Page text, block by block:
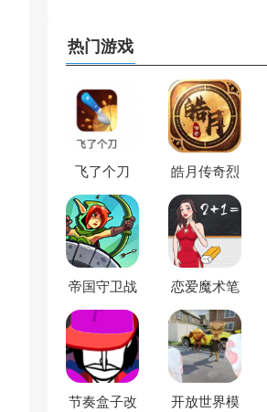
热门游戏
飞了个刀
皓月传奇烈
帝国守卫战
防
恋爱魔术笔
节奏盒子改
开放世界模